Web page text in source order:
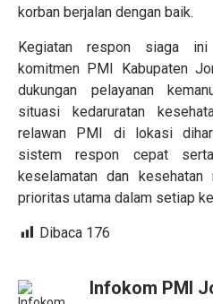
korban berjalan dengan baik.
Kegiatan respon siaga
komitmen PMI Kabupaten
dukungan pelayanan
situasi kedaruratan
relawan PMI di lokasi
sistem respon cepat
keselamatan dan
prioritas utama dalam setiap
Dibaca 176
Infokom PMI